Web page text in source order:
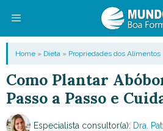
conteúdo
Menu
Home » Dieta » Propriedades dos Alimentos
Como Plantar
Passo a Passo e
Especialista consultor(a): Dra.